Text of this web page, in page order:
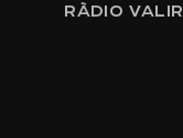
RÀDIO